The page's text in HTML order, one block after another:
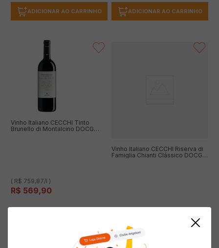
ADICIONAR AO CARRINHO ADICIONAR AO CARRINHO
Vinho Italiano CECCHI Tinto
Brunello di Montalcino DOCG
( R$ 759,87/l )
R$ 569,90
ADICIONAR AO CARRINHO
Vinho Italiano CECCHI Riserva di
Famiglia Chianti Clássico DOCG
AVISE-ME